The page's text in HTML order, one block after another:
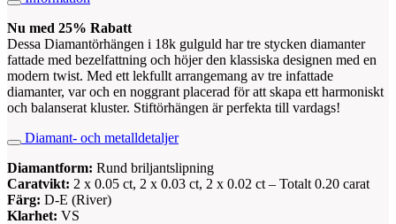
Nu med 25% Rabatt
Dessa Diamantörhängen i 18k gulguld har tre stycken diamanter
fattade med bezelfattning och höjer den klassiska designen med en
modern twist. Med ett lekfullt arrangemang av tre infattade
diamanter, var och en noggrant placerad för att skapa ett harmoniskt
och balanserat kluster. Stiftörhängen är perfekta till vardags!
Diamant- och metalldetaljer
Diamantform: Rund briljantslipning
Caratvikt: 2 x 0.05 ct, 2 x 0.03 ct, 2 x 0.02 ct – Totalt 0.20 carat
Färg: D-E (River)
Klarhet: VS